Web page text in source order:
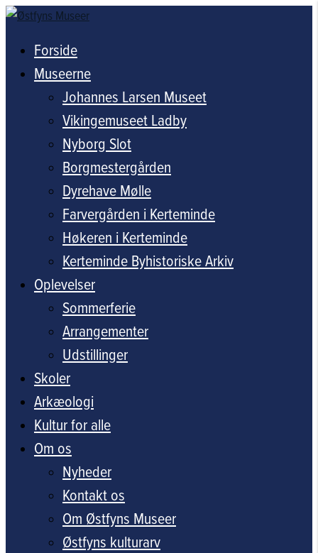
Forside
Museerne
Johannes Larsen Museet
Vikingemuseet Ladby
Nyborg Slot
Borgmestergården
Dyrehave Mølle
Farvergården i Kerteminde
Høkeren i Kerteminde
Kerteminde Byhistoriske Arkiv
Oplevelser
Sommerferie
Arrangementer
Udstillinger
Skoler
Arkæologi
Kultur for alle
Om os
Nyheder
Kontakt os
Om Østfyns Museer
Østfyns kulturarv